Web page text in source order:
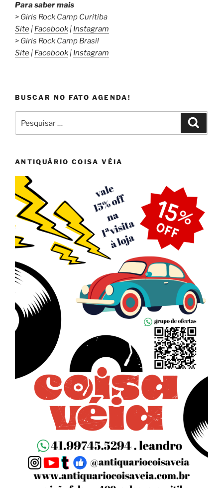
Para saber mais
> Girls Rock Camp Curitiba
Site | Facebook | Instagram
> Girls Rock Camp Brasil
Site | Facebook | Instagram
BUSCAR NO FATO AGENDA!
por:
ANTIQUÁRIO COISA VÉIA